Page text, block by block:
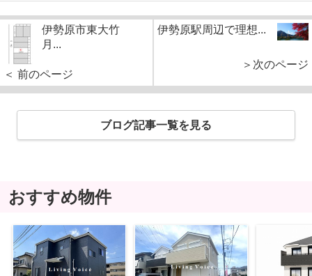
伊勢原市東大竹
月...
＜ 前のページ
伊勢原駅周辺で理想...
＞次のページ
ブログ記事一覧を見る
おすすめ物件